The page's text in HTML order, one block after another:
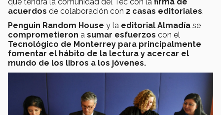
acuerdos de colaboración con 2 casas editoriales.
Penguin Random House y la editorial Almadía se
comprometieron a sumar esfuerzos con el
Tecnológico de Monterrey para principalmente
fomentar el hábito de la lectura y acercar el
mundo de los libros a los jóvenes.